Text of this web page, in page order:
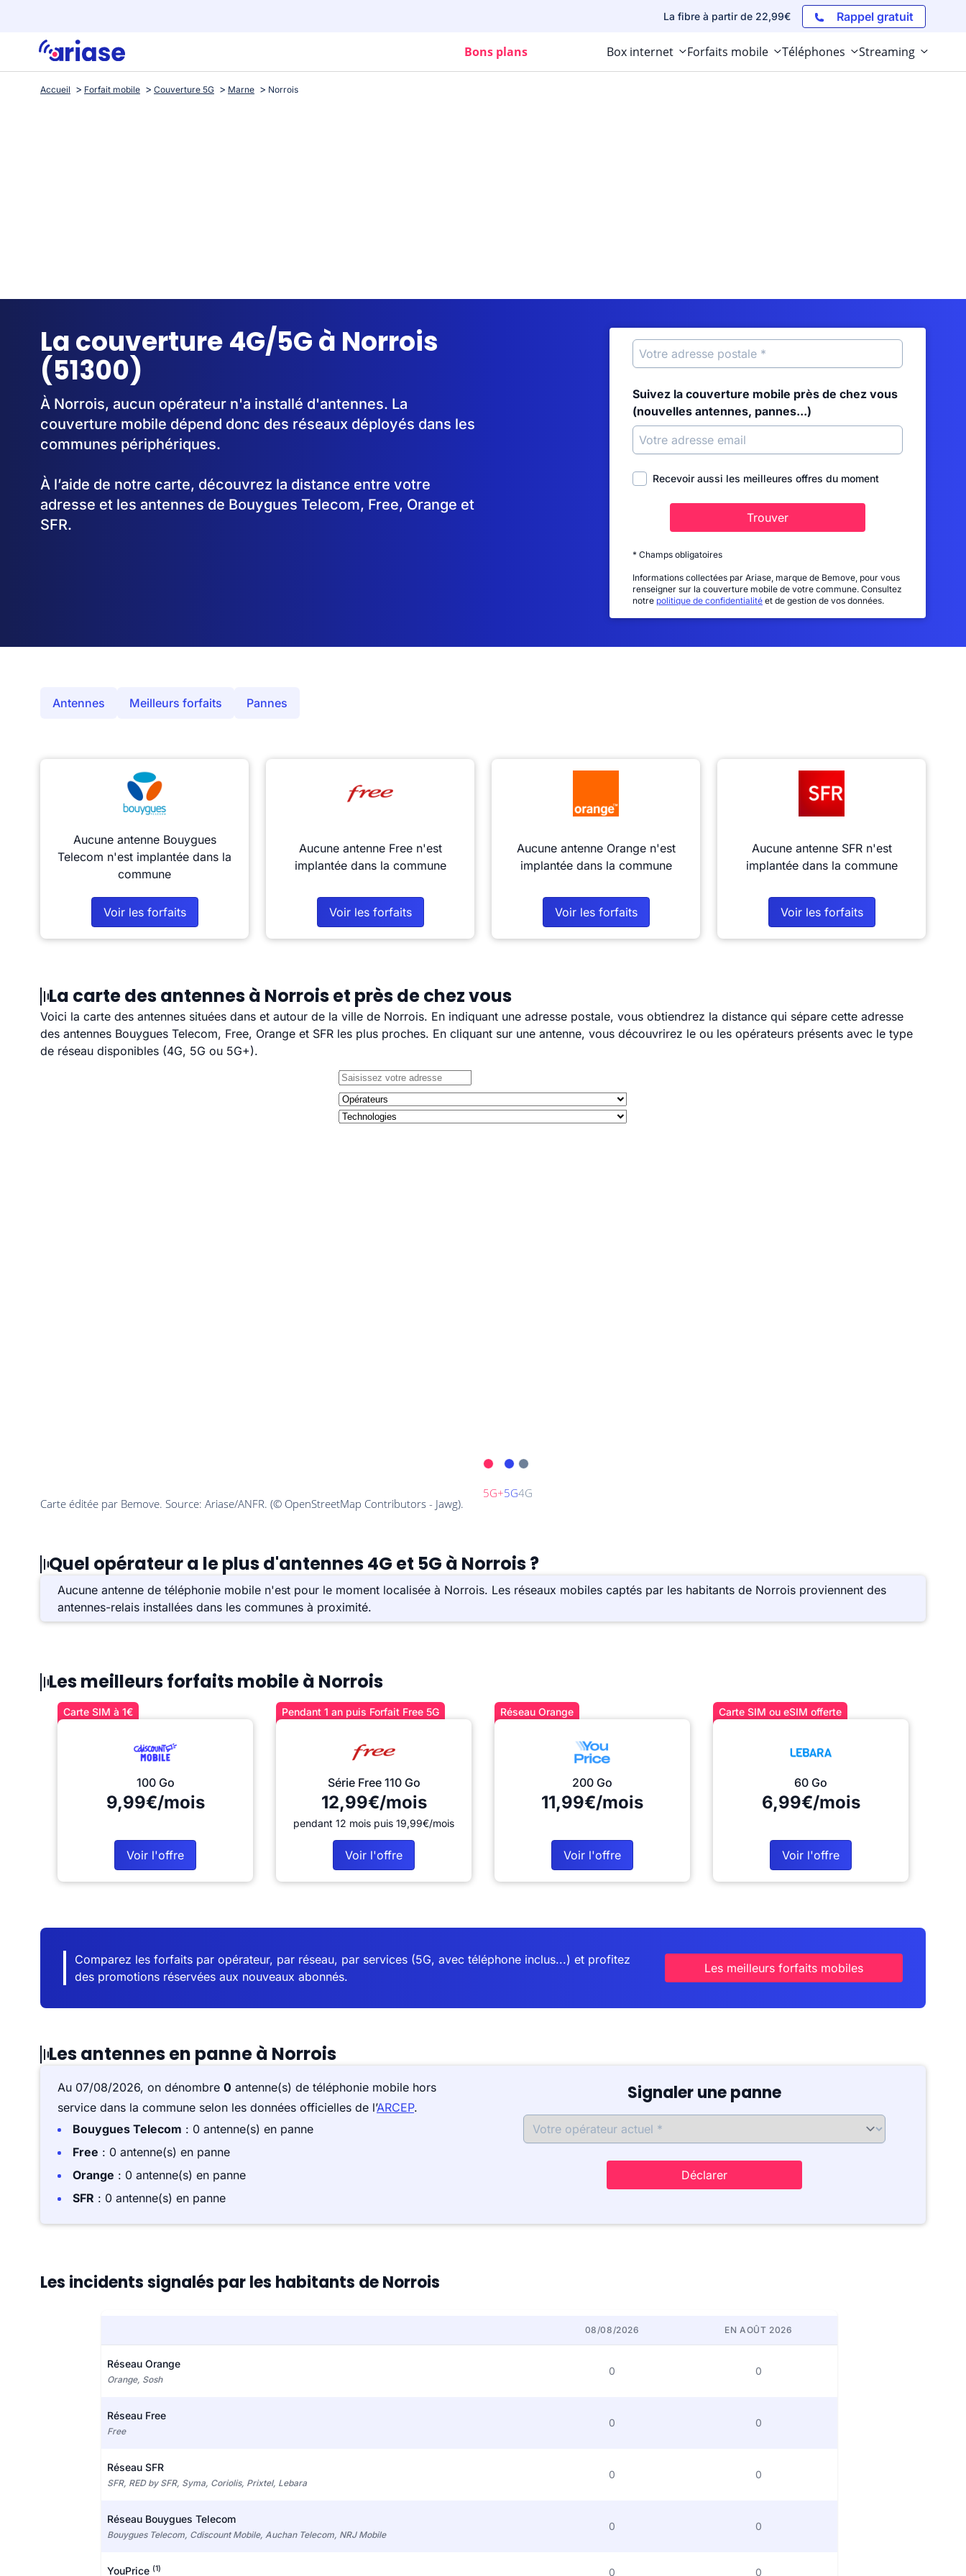
La fibre à partir de 22,99€ Rappel gratuit
Bons plans Box internet Forfaits mobile Téléphones Streaming
Accueil Forfait mobile Couverture 5G Marne Norrois
La couverture 4G/5G à Norrois
(51300)
À Norrois, aucun opérateur n'a installé d'antennes. La
couverture mobile dépend donc des réseaux déployés dans les
communes périphériques.
À l’aide de notre carte, découvrez la distance entre votre
adresse et les antennes de Bouygues Telecom, Free, Orange et
SFR.
Suivez la couverture mobile près de chez vous
(nouvelles antennes, pannes...)
Recevoir aussi les meilleures offres du moment
Trouver
* Champs obligatoires
Informations collectées par Ariase, marque de Bemove, pour vous
renseigner sur la couverture mobile de votre commune. Consultez
notre politique de confidentialité et de gestion de vos données.
Antennes Meilleurs forfaits Pannes
Aucune antenne Bouygues
Telecom n'est implantée dans la
commune
Voir les forfaits
Aucune antenne Free n'est
implantée dans la commune
Voir les forfaits
Aucune antenne Orange n'est
implantée dans la commune
Voir les forfaits
Aucune antenne SFR n'est
implantée dans la commune
Voir les forfaits
La carte des antennes à Norrois et près de chez vous
Voici la carte des antennes situées dans et autour de la ville de Norrois. En indiquant une adresse postale, vous obtiendrez la distance qui sépare cette adresse
des antennes Bouygues Telecom, Free, Orange et SFR les plus proches. En cliquant sur une antenne, vous découvrirez le ou les opérateurs présents avec le type
de réseau disponibles (4G, 5G ou 5G+).
Quel opérateur a le plus d'antennes 4G et 5G à Norrois ?
Aucune antenne de téléphonie mobile n'est pour le moment localisée à Norrois. Les réseaux mobiles captés par les habitants de Norrois proviennent des
antennes-relais installées dans les communes à proximité.
Les meilleurs forfaits mobile à Norrois
Carte SIM à 1€
100 Go
9,99€/mois
Voir l'offre
Pendant 1 an puis Forfait Free 5G
Série Free 110 Go
12,99€/mois
pendant 12 mois puis 19,99€/mois
Voir l'offre
Réseau Orange
200 Go
11,99€/mois
Voir l'offre
Carte SIM ou eSIM offerte
60 Go
6,99€/mois
Voir l'offre
Comparez les forfaits par opérateur, par réseau, par services (5G, avec téléphone inclus...) et profitez
des promotions réservées aux nouveaux abonnés.
Les meilleurs forfaits mobiles
Les antennes en panne à Norrois
Au 07/08/2026, on dénombre 0 antenne(s) de téléphonie mobile hors
service dans la commune selon les données officielles de l’ARCEP.
Bouygues Telecom : 0 antenne(s) en panne
Free : 0 antenne(s) en panne
Orange : 0 antenne(s) en panne
SFR : 0 antenne(s) en panne
Signaler une panne
Déclarer
Les incidents signalés par les habitants de Norrois
08/08/2026 EN AOÛT 2026
Réseau Orange
Orange, Sosh
0 0
Réseau Free
Free
0 0
Réseau SFR
SFR, RED by SFR, Syma, Coriolis, Prixtel, Lebara
0 0
Réseau Bouygues Telecom
Bouygues Telecom, Cdiscount Mobile, Auchan Telecom, NRJ Mobile
0 0
YouPrice (1) 0 0